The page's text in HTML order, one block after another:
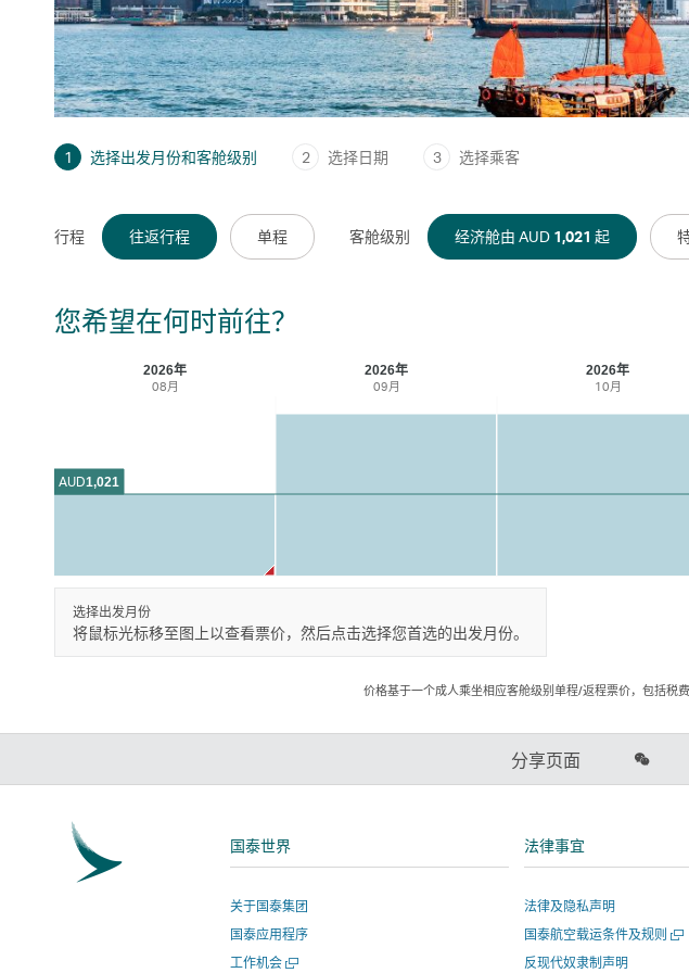
1 选择出发月份和客舱级别 2 选择日期 3 选择乘客
行程 往返行程 单程 客舱级别 经济舱由 AUD 1,021 起
您希望在何时前往？
2026年
08月
2026年
09月
2026年
10月
AUD1,021
选择出发月份
将鼠标光标移至图上以查看票价，然后点击选择您首选的出发月份。
价格基于一个成人乘坐相应客舱级别单程/返程票价，包括税
分享页面
微
分
国泰世界
关于国泰集团
国泰应用程序
工作机会打
法律事宜
法律及隐私声明
国泰航空载运条件及规则打
反现代奴隶制声明